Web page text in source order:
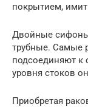
покрытием,
Двойные сифоны
трубные. Самые
подсоединяют к
уровня стоков
Приобретая